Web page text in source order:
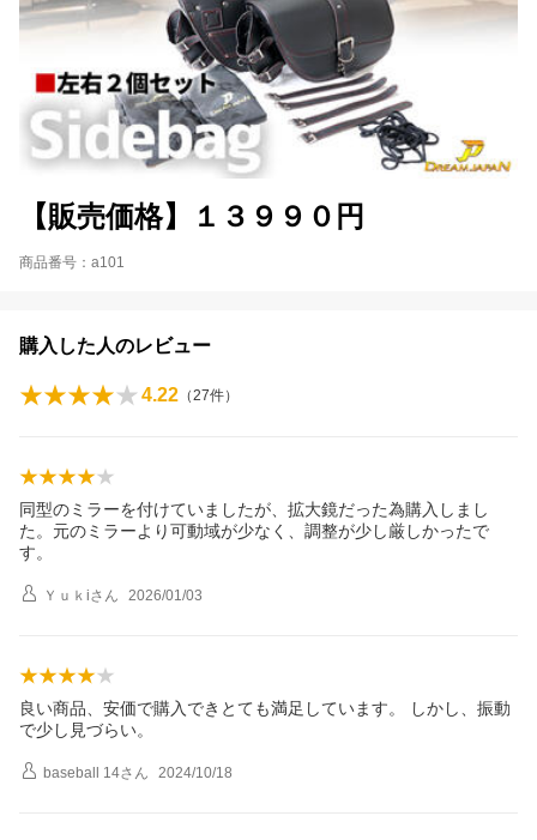
【販売価格】１３９９０円
商品番号：a101
購入した人のレビュー
4.22 （27件）
同型のミラーを付けていましたが、拡大鏡だった為購入しまし
た。元のミラーより可動域が少なく、調整が少し厳しかったで
す。
Ｙｕｋiさん 2026/01/03
良い商品、安価で購入できとても満足しています。 しかし、振動
で少し見づらい。
baseball 14さん 2024/10/18